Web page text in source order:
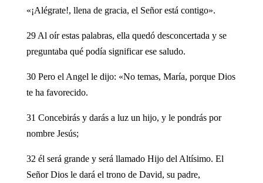
«¡Alégrate!, llena de gracia, el Señor está contigo».
29 Al oír estas palabras, ella quedó desconcertada y se
preguntaba qué podía significar ese saludo.
30 Pero el Angel le dijo: «No temas, María, porque Dios
te ha favorecido.
31 Concebirás y darás a luz un hijo, y le pondrás por
nombre Jesús;
32 él será grande y será llamado Hijo del Altísimo. El
Señor Dios le dará el trono de David, su padre,